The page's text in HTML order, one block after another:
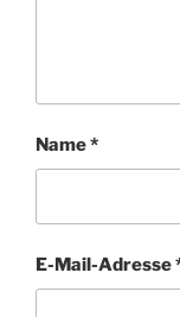
Name*
E-Mail-Adresse